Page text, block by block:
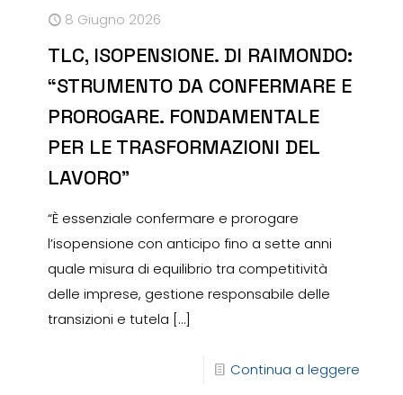
8 Giugno 2026
TLC, ISOPENSIONE. DI RAIMONDO:
“STRUMENTO DA CONFERMARE E
PROROGARE. FONDAMENTALE
PER LE TRASFORMAZIONI DEL
LAVORO”
“È essenziale confermare e prorogare
l’isopensione con anticipo fino a sette anni
quale misura di equilibrio tra competitività
delle imprese, gestione responsabile delle
transizioni e tutela […]
Continua a leggere